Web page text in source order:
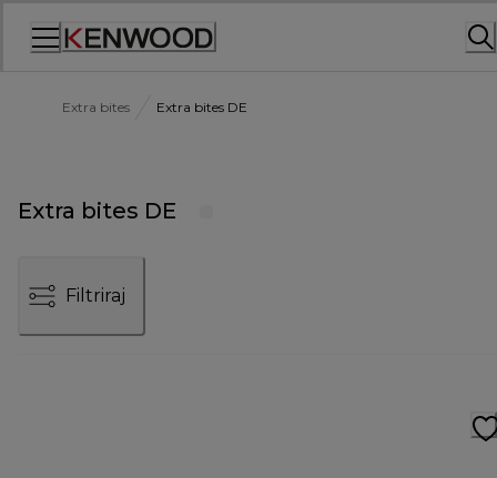
Extra bites Extra bites DE
Extra bites DE
Filtriraj